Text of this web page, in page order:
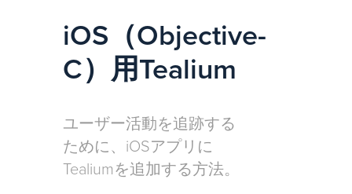
iOS（Objective-
C）用Tealium
ユーザー活動を追跡する
ために、iOSアプリに
Tealiumを追加する方法。